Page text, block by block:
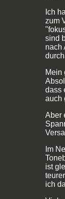
Ich
zum
sind
nach
Mein
dass
auch
Aber
Im
ist
ich